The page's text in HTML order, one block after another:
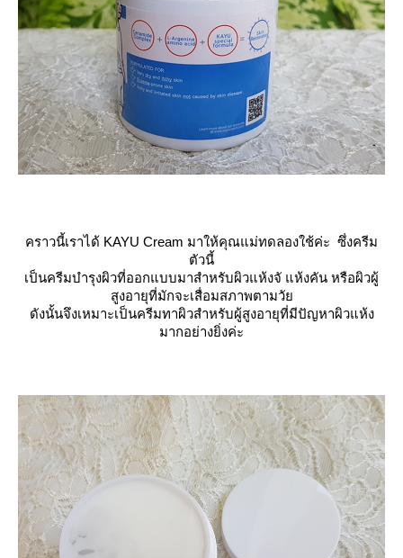
คราวนี้เราได้ KAYU Cream มาให้คุณแม่ทดลองใช้ค่ะ ซึ่งครีม
ตัวนี้
เป็นครีมบำรุงผิวที่ออกแบบมาสำหรับผิวแห้งจั แห้งคัน หรือผิวผู้
สูงอายุที่มักจะเสื่อมสภาพตามวั
ดังนั้นจึงเหมาะเป็นครีมทาผิวสำหรับผู้สูงอายุที่มีปัญหาผิวแห้ง
มากอย่างยิ่งค่ะ